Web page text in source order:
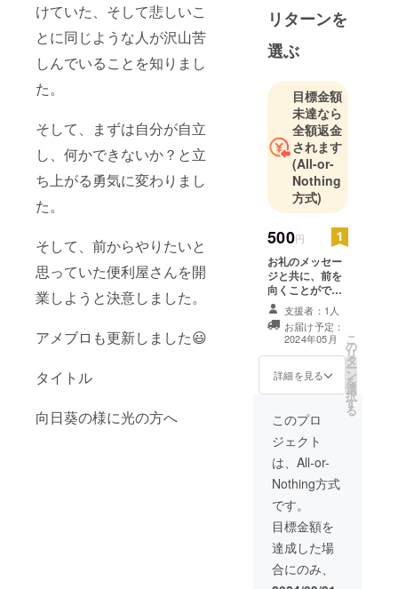
けていた、そして悲しいこ
とに同じような人が沢山苦
しんでいることを知りまし
た。
そして、まずは自分が自立
し、何かできないか？と立
ち上がる勇気に変わりまし
た。
そして、前からやりたいと
思っていた便利屋さんを開
業しようと決意しました。
アメブロも更新しました😃
タイトル
向日葵の様に光の方へ
リターンを
選ぶ
目標金額
未達なら
全額返金
されます
(All-or-
Nothing
方式)
500円
お礼のメッセー
ジと共に、前を
向くことができ
た仲間のエピ
ソード等を紹介
させていただき
ます。
支援者：1人
お届け予定：
2024年05月
詳細を見る
こ
の
リ
タ
ー
ン
を
選
択
す
る
このプロ
ジェクト
は、All-or-
Nothing方式
です。
目標金額を
達成した場
合にのみ、